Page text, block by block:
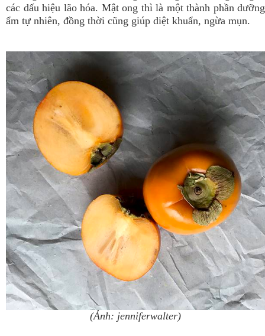
các dấu hiệu lão hóa. Mật ong thì là một thành phần dưỡng
ẩm tự nhiên, đồng thời cũng giúp diệt khuẩn, ngừa mụn.
(Ảnh: jenniferwalter)